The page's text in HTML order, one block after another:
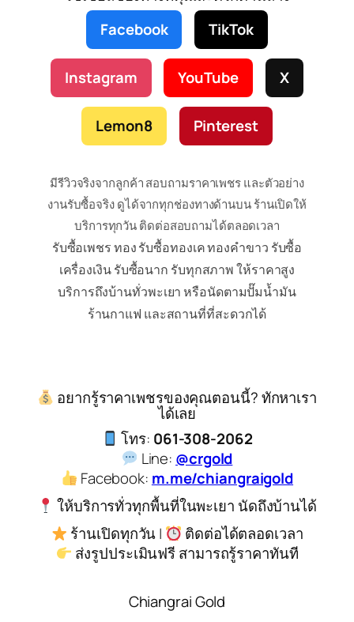
Facebook
TikTok
Instagram YouTube X
Lemon8 Pinterest
มีรีวิวจริงจากลูกค้า สอบถามราคาเพชร และตัวอย่าง
งานรับซื้อจริง ดูได้จากทุกช่องทางด้านบน ร้านเปิดให้
บริการทุกวัน ติดต่อสอบถามได้ตลอดเวลา
รับซื้อเพชร ทอง รับซื้อทองเค ทองคำขาว รับซื้อ
เครื่องเงิน รับซื้อนาก รับทุกสภาพ ให้ราคาสูง
บริการถึงบ้านทั่วพะเยา หรือนัดตามปั๊มน้ำมัน
ร้านกาแฟ และสถานที่ที่สะดวกได้
อยากรู้ราคาเพชรของคุณตอนนี้? ทักหาเรา
ได้เลย
โทร: 061-308-2062
Line: @crgold
Facebook: m.me/chiangraigold
ให้บริการทั่วทุกพื้นที่ในพะเยา นัดถึงบ้านได้
ร้านเปิดทุกวัน |
ติดต่อได้ตลอดเวลา
ส่งรูปประเมินฟรี สามารถรู้ราคาทันที
Chiangrai Gold